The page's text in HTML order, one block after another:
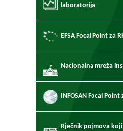
laboratorija
EFSA Focal Point za
Nacionalna mreža
INFOSAN Focal Point
Rječnik pojmova koji